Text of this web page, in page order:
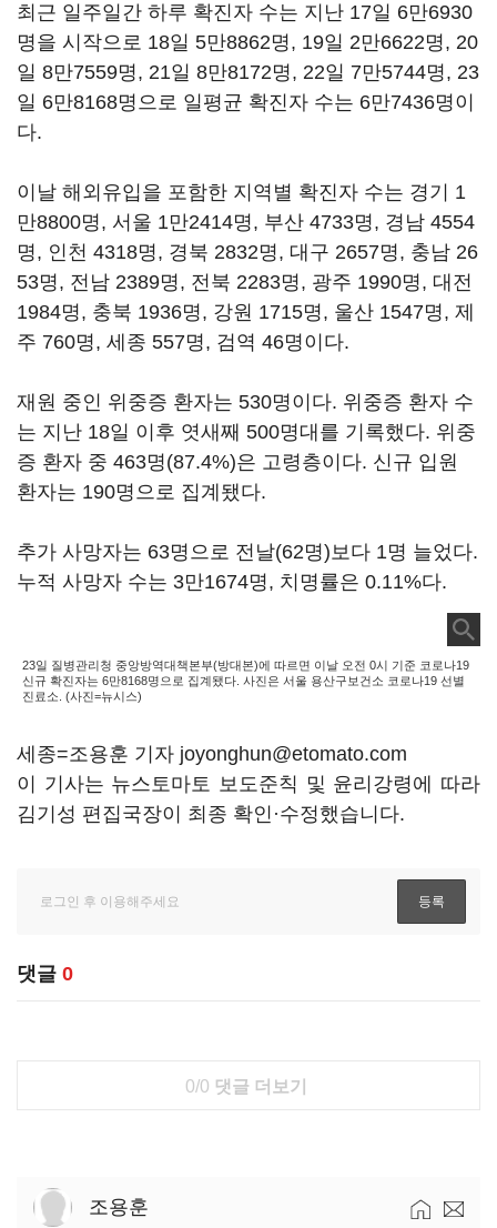
최근 일주일간 하루 확진자 수는 지난 17일 6만6930
명을 시작으로 18일 5만8862명, 19일 2만6622명, 20
일 8만7559명, 21일 8만8172명, 22일 7만5744명, 23
일 6만8168명으로 일평균 확진자 수는 6만7436명이
다.
이날 해외유입을 포함한 지역별 확진자 수는 경기 1
만8800명, 서울 1만2414명, 부산 4733명, 경남 4554
명, 인천 4318명, 경북 2832명, 대구 2657명, 충남 26
53명, 전남 2389명, 전북 2283명, 광주 1990명, 대전
1984명, 충북 1936명, 강원 1715명, 울산 1547명, 제
주 760명, 세종 557명, 검역 46명이다.
재원 중인 위중증 환자는 530명이다. 위중증 환자 수
는 지난 18일 이후 엿새째 500명대를 기록했다. 위중
증 환자 중 463명(87.4%)은 고령층이다. 신규 입원
환자는 190명으로 집계됐다.
추가 사망자는 63명으로 전날(62명)보다 1명 늘었다.
누적 사망자 수는 3만1674명, 치명률은 0.11%다.
23일 질병관리청 중앙방역대책본부(방대본)에 따르면 이날 오전 0시 기준 코로나19
신규 확진자는 6만8168명으로 집계됐다. 사진은 서울 용산구보건소 코로나19 선별
진료소. (사진=뉴시스)
세종=조용훈 기자 joyonghun@etomato.com
이 기사는 뉴스토마토 보도준칙 및 윤리강령에 따라
김기성 편집국장이 최종 확인·수정했습니다.
댓글 0
0/0 댓글 더보기
조용훈